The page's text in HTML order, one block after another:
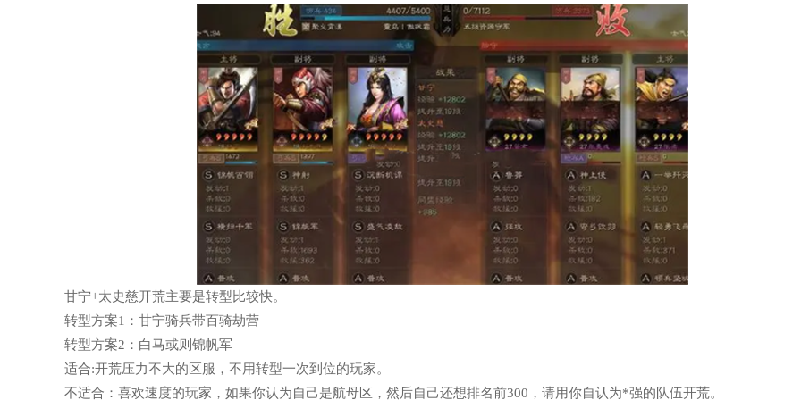
甘宁+太史慈开荒主要是转型比较快。
转型方案1：甘宁骑兵带百骑劫营
转型方案2：白马或则锦帆军
适合:开荒压力不大的区服，不用转型一次到位的玩家。
不适合：喜欢速度的玩家，如果你认为自己是航母区，然后自己还想排名前300，请用你自认为*强的队伍开荒。